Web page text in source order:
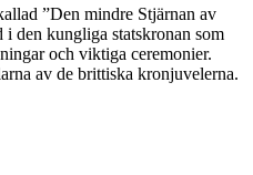
”Den mindre Stjärnan av
den kungliga statskronan som
och viktiga ceremonier.
av de brittiska kronjuvelerna.